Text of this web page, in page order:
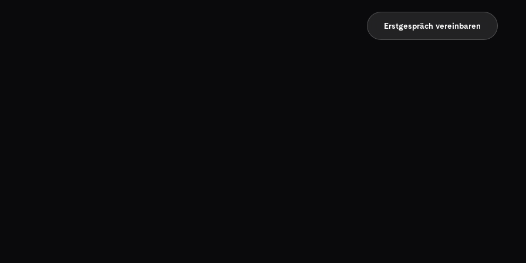
Erstgespräch vereinbaren